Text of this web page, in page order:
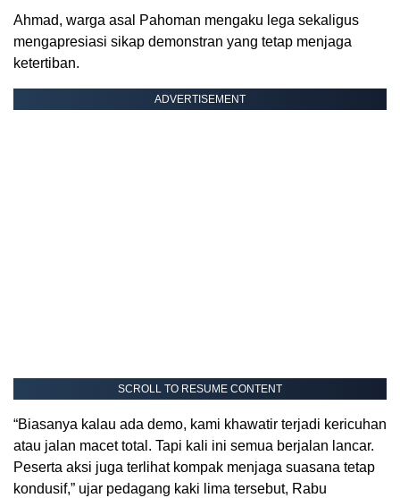
Ahmad, warga asal Pahoman mengaku lega sekaligus
mengapresiasi sikap demonstran yang tetap menjaga
ketertiban.
ADVERTISEMENT
SCROLL TO RESUME CONTENT
“Biasanya kalau ada demo, kami khawatir terjadi kericuhan
atau jalan macet total. Tapi kali ini semua berjalan lancar.
Peserta aksi juga terlihat kompak menjaga suasana tetap
kondusif,” ujar pedagang kaki lima tersebut, Rabu